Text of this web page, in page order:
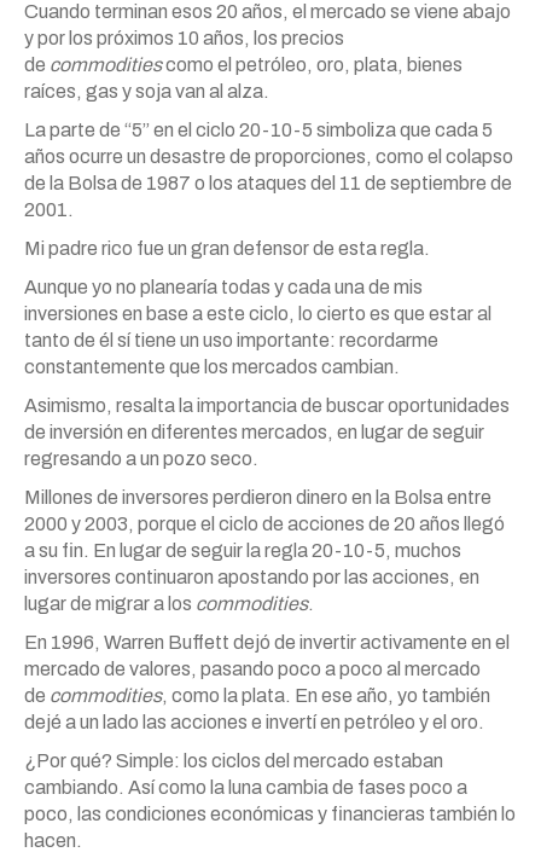
Cuando terminan esos 20 años, el mercado se viene abajo
y por los próximos 10 años, los precios
de commoditiescomo el petróleo, oro, plata, bienes
raíces, gas y soja van al alza.
La parte de “5” en el ciclo 20-10-5 simboliza que cada 5
años ocurre un desastre de proporciones, como el colapso
de la Bolsa de 1987 o los ataques del 11 de septiembre de
2001.
Mi padre rico fue un gran defensor de esta regla.
Aunque yo no planearía todas y cada una de mis
inversiones en base a este ciclo, lo cierto es que estar al
tanto de él sí tiene un uso importante: recordarme
constantemente que los mercados cambian.
Asimismo, resalta la importancia de buscar oportunidades
de inversión en diferentes mercados, en lugar de seguir
regresando a un pozo seco.
Millones de inversores perdieron dinero en la Bolsa entre
2000 y 2003, porque el ciclo de acciones de 20 años llegó
a su fin. En lugar de seguir la regla 20-10-5, muchos
inversores continuaron apostando por las acciones, en
lugar de migrar a los commodities.
En 1996, Warren Buffett dejó de invertir activamente en el
mercado de valores, pasando poco a poco al mercado
de commodities, como la plata. En ese año, yo también
dejé a un lado las acciones e invertí en petróleo y el oro.
¿Por qué? Simple: los ciclos del mercado estaban
cambiando. Así como la luna cambia de fases poco a
poco, las condiciones económicas y financieras también lo
hacen.